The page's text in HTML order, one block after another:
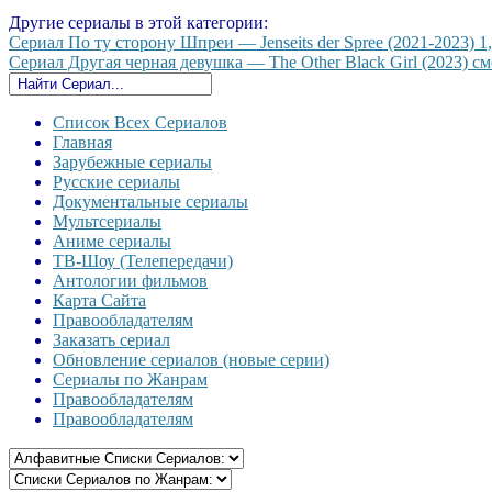
Другие сериалы в этой категории:
Сериал По ту сторону Шпреи — Jenseits der Spree (2021-2023)
Сериал Другая черная девушка — The Other Black Girl (2023)
Список Всех Сериалов
Главная
Зарубежные сериалы
Русские сериалы
Документальные сериалы
Мультсериалы
Аниме сериалы
ТВ-Шоу (Телепередачи)
Антологии фильмов
Карта Сайта
Правообладателям
Заказать сериал
Обновление сериалов (новые серии)
Сериалы по Жанрам
Правообладателям
Правообладателям